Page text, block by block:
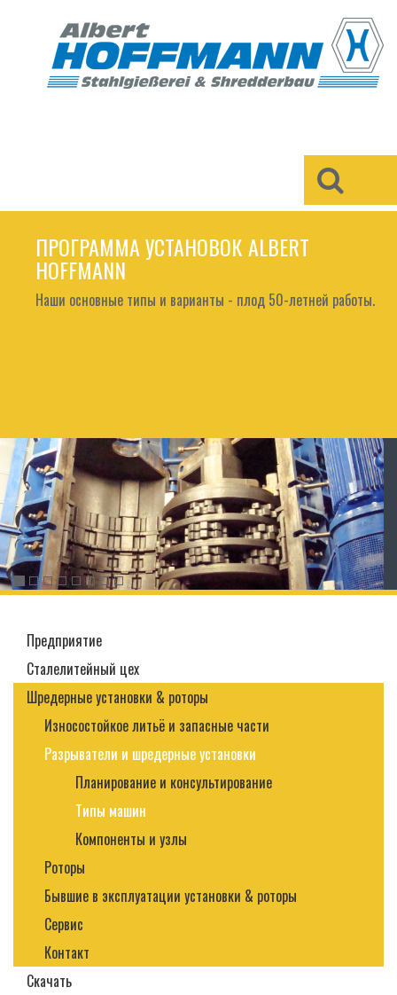
ПРОГРАММА УСТАНОВОК ALBERT
HOFFMANN
Наши основные типы и варианты - плод 50-летней работы.
Предприятие
Сталелитейный цех
Шредерные установки & роторы
Износостойкое литьё и запасные части
Разрыватели и шредерные установки
Планирование и консультирование
Типы машин
Компоненты и узлы
Роторы
Бывшие в эксплуатации установки & роторы
Сервис
Контакт
Скачать